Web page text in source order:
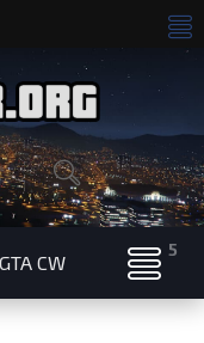
GTA CW